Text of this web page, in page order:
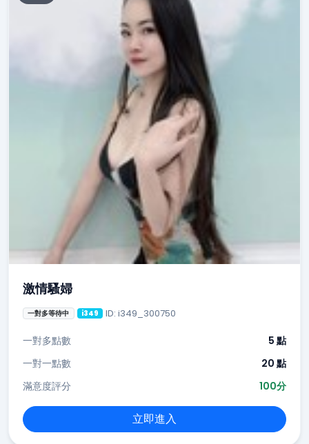
激情騷婦
一對多等待中 i349 ID: i349_300750
一對多點數
5 點
一對一點數
20 點
滿意度評分
100分
立即進入